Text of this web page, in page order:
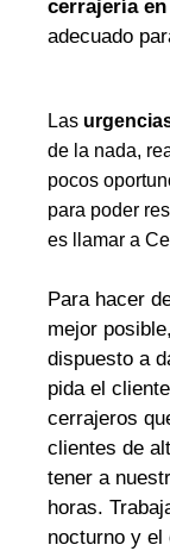
cerrajería
adecuado
Las
de la nada,
pocos
para poder
es llamar a
Para hacer
mejor
dispuesto a
pida el
cerrajeros
clientes de
tener a
horas.
nocturno y el